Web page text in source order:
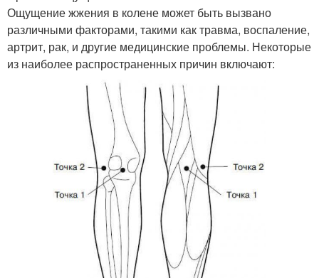
Ощущение жжения в колене может быть вызвано
различными факторами, такими как травма, воспаление,
артрит, рак, и другие медицинские проблемы. Некоторые
из наиболее распространенных причин включают: